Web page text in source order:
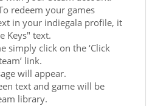
redeem your games
in your indiegala profile, it
Keys" text.
simply click on the ‘Click
link.
will appear.
text and game will be
library.